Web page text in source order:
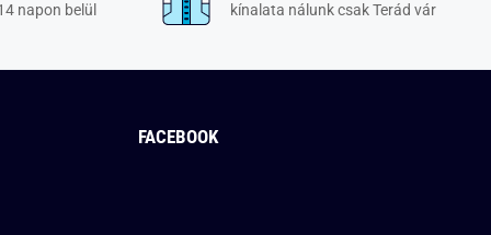
napon belül kínalata nálunk csak Terád vár
FACEBOOK